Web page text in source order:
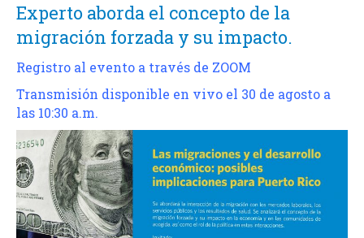
Experto aborda el concepto de la
migración forzada y su impacto.
Registro al evento a través de ZOOM
Transmisión disponible en vivo el 30 de agosto a
las 10:30 a.m.